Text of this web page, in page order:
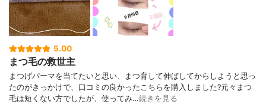
5.00
まつ毛の救世主
まつげパーマを当てたいと思い、まつ育して伸ばしてからしようと思っ
たのがきっかけで、口コミの良かったこちらを購入しました?元々まつ
毛は短くない方でしたが、使ってみ…続きを見る